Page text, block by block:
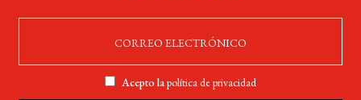
Acepto lapolítica de privacidad